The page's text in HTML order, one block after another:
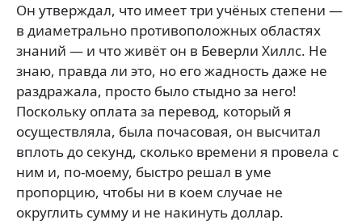
Он утверждал, что имеет три учёных степени —
в диаметрально противоположных областях
знаний — и что живёт он в Беверли Хиллс. Не
знаю, правда ли это, но его жадность даже не
раздражала, просто было стыдно за него!
Поскольку оплата за перевод, который я
осуществляла, была почасовая, он высчитал
вплоть до секунд, сколько времени я провела с
ним и, по-моему, быстро решал в уме
пропорцию, чтобы ни в коем случае не
округлить сумму и не накинуть доллар.